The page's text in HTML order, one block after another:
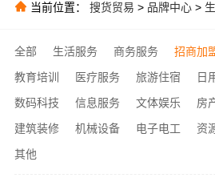
当前位置： 搜货贸易 > 品牌中心 >
全部 生活服务 商务服务 招商加
教育培训
医疗服务 旅游住宿 日
数码科技
信息服务 文体娱乐 房
建筑装修
机械设备 电子电工 资
其他